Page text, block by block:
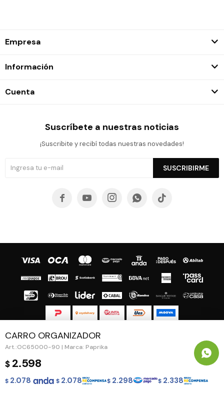
CARRO ORGANIZADOR
OC65000-90 | Marca: Paprika
$ 2.598
$ 2.078 $ 2.078 $ 2.298 $ 2.338
Empresa
Información
Cuenta
Suscríbete a nuestras noticias
¡Suscribite y recibí todas nuestras novedades!
SUSCRIBIRME
    
© Copyright 2026 / Guapa - Paprika